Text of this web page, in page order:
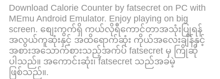
kawalan intuitif, tidak ada batasan bateri, data
mudah alih, dan panggilan yang mengganggu.
MEmu 9 yang baru adalah pilihan terbaik untuk
menggunakan Calorie Counter by fatsecret di
komputer anda. Dikodkan dengan penyerapan
kami, pengurus multi-instance menjadikan
pembukaan 2 atau lebih akaun pada masa yang
Download Calorie Counter by fatsecret on PC with
MEmu Android Emulator. Enjoy playing on big
screen. စျေးကွက်ရှိ ကယ်လိုရီကောင်တာအသုံးပြုရန်
အလွယ်ကူဆုံးနှင့် အထိရောက်ဆုံး ကိုယ်အလေးချိန်နှင့်
အစားအသောက်စားသည့်အက်ပ် fatsecret မှ ကြိုဆို
ပါသည်။ အကောင်းဆုံး၊ fatsecret သည်အခမဲ့
ဖြစ်သည်။.